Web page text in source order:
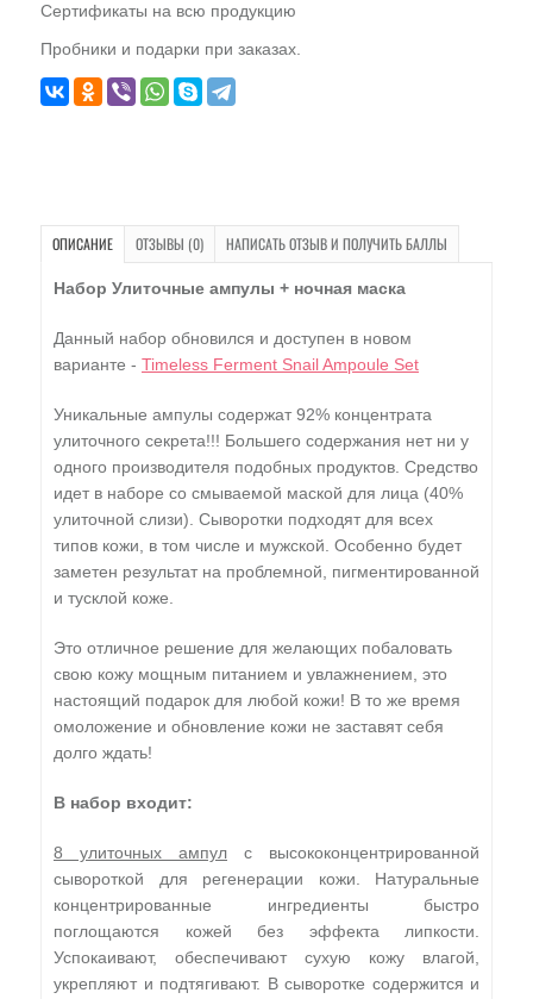
Сертификаты на всю продукцию
Пробники и подарки при заказах.
ОПИСАНИЕ ОТЗЫВЫ (0) НАПИСАТЬ ОТЗЫВ И ПОЛУЧИТЬ БАЛЛЫ
Набор Улиточные ампулы + ночная маска
Данный набор обновился и доступен в новом
варианте - Timeless Ferment Snail Ampoule Set
Уникальные ампулы содержат 92% концентрата
улиточного секрета!!! Большего содержания нет ни у
одного производителя подобных продуктов. Средство
идет в наборе со смываемой маской для лица (40%
улиточной слизи). Сыворотки подходят для всех
типов кожи, в том числе и мужской. Особенно будет
заметен результат на проблемной, пигментированной
и тусклой коже.
Это отличное решение для желающих побаловать
свою кожу мощным питанием и увлажнением, это
настоящий подарок для любой кожи! В то же время
омоложение и обновление кожи не заставят себя
долго ждать!
В набор входит:
8 улиточных ампул с высококонцентрированной
сывороткой для регенерации кожи. Натуральные
концентрированные ингредиенты быстро
поглощаются кожей без эффекта липкости.
Успокаивают, обеспечивают сухую кожу влагой,
укрепляют и подтягивают. В сыворотке содержится и